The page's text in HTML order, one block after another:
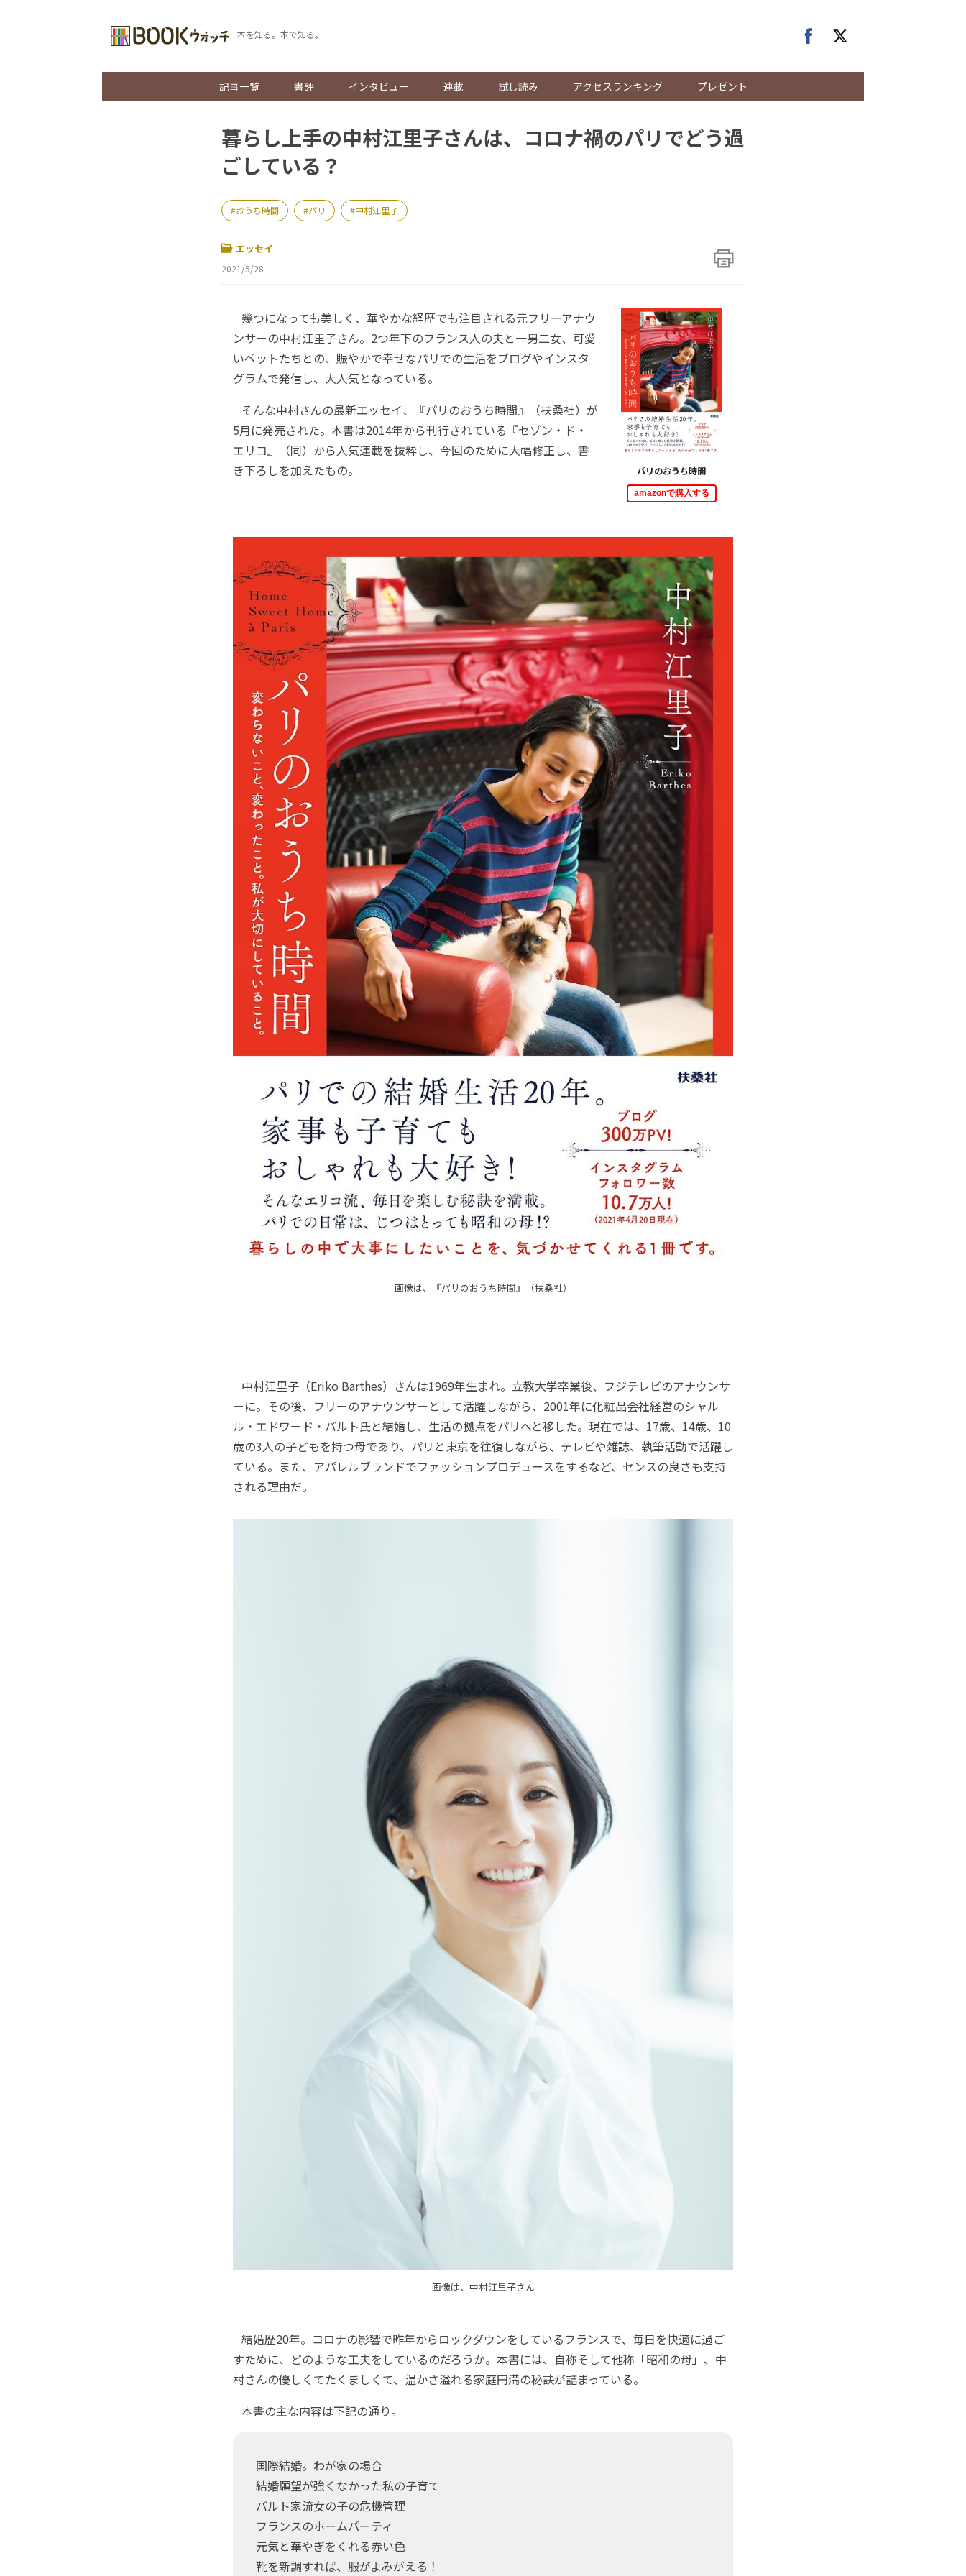
本を知る。本で知る。
記事一覧 書評 インタビュー 連載 試し読み アクセスランキング プレゼント
暮らし上手の中村江里子さんは、コロナ禍のパリでどう過
ごしている？
おうち時間 パリ 中村江里子
エッセイ
2021/5/28
パリのおうち時間
amazonで購入する
幾つになっても美しく、華やかな経歴でも注目される元フリーアナウ
ンサーの中村江里子さん。2つ年下のフランス人の夫と一男二女、可愛
いペットたちとの、賑やかで幸せなパリでの生活をブログやインスタ
グラムで発信し、大人気となっている。
そんな中村さんの最新エッセイ、『パリのおうち時間』（扶桑社）が
5月に発売された。本書は2014年から刊行されている『セゾン・ド・
エリコ』（同）から人気連載を抜粋し、今回のために大幅修正し、書
き下ろしを加えたもの。
画像は、『パリのおうち時間』（扶桑社）
中村江里子（Eriko Barthes）さんは1969年生まれ。立教大学卒業後、フジテレビのアナウンサ
ーに。その後、フリーのアナウンサーとして活躍しながら、2001年に化粧品会社経営のシャル
ル・エドワード・バルト氏と結婚し、生活の拠点をパリへと移した。現在では、17歳、14歳、10
歳の3人の子どもを持つ母であり、パリと東京を往復しながら、テレビや雑誌、執筆活動で活躍し
ている。また、アパレルブランドでファッションプロデュースをするなど、センスの良さも支持
される理由だ。
画像は、中村江里子さん
結婚歴20年。コロナの影響で昨年からロックダウンをしているフランスで、毎日を快適に過ご
すために、どのような工夫をしているのだろうか。本書には、自称そして他称「昭和の母」、中
村さんの優しくてたくましくて、温かさ溢れる家庭円満の秘訣が詰まっている。
本書の主な内容は下記の通り。
国際結婚。わが家の場合
結婚願望が強くなかった私の子育て
バルト家流女の子の危機管理
フランスのホームパーティ
元気と華やぎをくれる赤い色
靴を新調すれば、服がよみがえる！